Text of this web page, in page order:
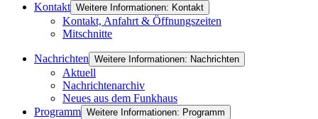
Kontakt Weitere Informationen: Kontakt
Kontakt, Anfahrt & Öffnungszeiten
Mitschnitte
Nachrichten Weitere Informationen: Nachrichten
Aktuell
Nachrichtenarchiv
Neues aus dem Funkhaus
Programm Weitere Informationen: Programm